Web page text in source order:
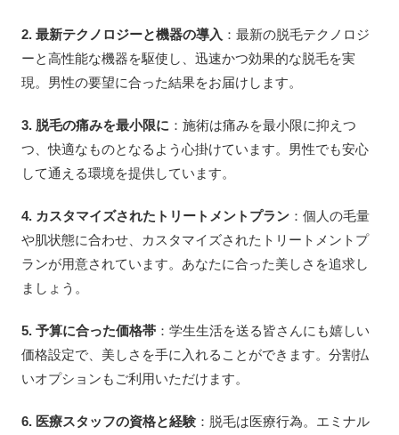
2. 最新テクノロジーと機器の導入 ：最新の脱毛テクノロジ
ーと高性能な機器を駆使し、迅速かつ効果的な脱毛を実
現。男性の要望に合った結果をお届けします。
3. 脱毛の痛みを最小限に ：施術は痛みを最小限に抑えつ
つ、快適なものとなるよう心掛けています。男性でも安心
して通える環境を提供しています。
4. カスタマイズされたトリートメントプラン ：個人の毛量
や肌状態に合わせ、カスタマイズされたトリートメントプ
ランが用意されています。あなたに合った美しさを追求し
ましょう。
5. 予算に合った価格帯 ：学生生活を送る皆さんにも嬉しい
価格設定で、美しさを手に入れることができます。分割払
いオプションもご利用いただけます。
6. 医療スタッフの資格と経験 ：脱毛は医療行為。エミナル